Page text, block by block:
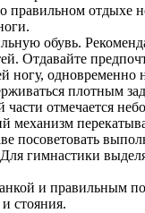
о правильном отдыхе
обувь.
Отдавайте
ногу, одновременно
плотным
части отмечается
механизм
посоветовать
гимнастики
и правильным
стояния.